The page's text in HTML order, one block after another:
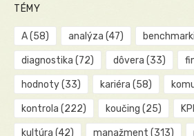
TÉMY
A(58) analýza (47)
diagnostika (72) dôvera (33)
hodnoty(33) kariéra (58)
kontrola (222) koučing (25) KPI
kultúra (42) manažment (313)